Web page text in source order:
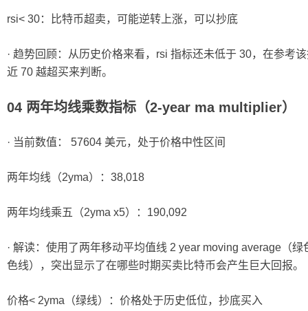
rsi< 30：比特币超卖，可能逆转上涨，可以抄底
· 趋势回顾：从历史价格来看，rsi 指标还未低于 30，在参考
近 70 越超买来判断。
04 两年均线乘数指标（2-year ma multiplier）
· 当前数值： 57604 美元，处于价格中性区间
两年均线（2yma）：38,018
两年均线乘五（2yma x5）：190,092
· 解读：使用了两年移动平均值线 2 year moving average（
色线），突出显示了在哪些时期买卖比特币会产生巨大回报。
价格< 2yma（绿线）：价格处于历史低位，抄底买入